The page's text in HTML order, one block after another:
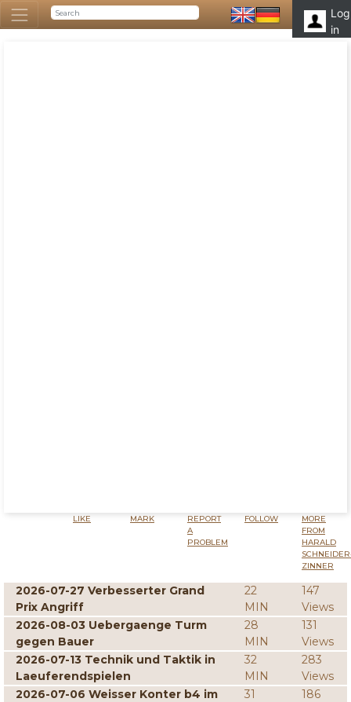
Log
in
LIKE MARK
REPORT
A
PROBLEM
FOLLOW
MORE
FROM
HARALD
ZINNER
2026-07-27 Verbesserter Grand
Prix Angriff
22
MIN
147
Views
2026-08-03 Uebergaenge Turm
gegen Bauer
28
MIN
131
Views
2026-07-13 Technik und Taktik in
Laeuferendspielen
32
MIN
283
Views
2026-07-06 Weisser Konter b4 im
31
186